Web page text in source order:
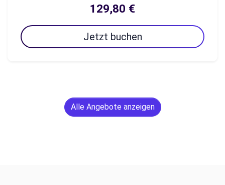
129,80 €
Jetzt buchen
Alle Angebote anzeigen